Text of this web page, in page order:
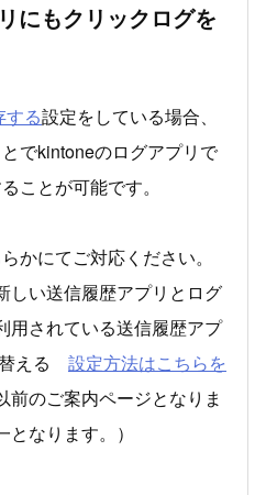
にもクリックログを
る設定をしている場合、
でkintoneのログアプリで
ことが可能です。
にてご対応ください。
しい送信履歴アプリとログ
用されている送信履歴アプ
える 設定方法はこちらを
前のご案内ページとなりま
なります。）